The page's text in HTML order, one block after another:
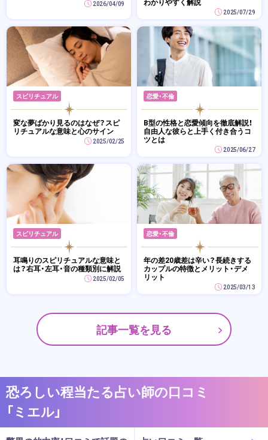
2026/04/09
2025/07/29
スピリチュアル
変な夢ばかり見るのはなぜ？スピ
リチュアルな意味と心のサイン
2025/02/25
恋愛・不倫
B型の性格と恋愛傾向を徹底解説！
自由人な彼らと上手く付き合うコ
ツとは
2025/06/27
スピリチュアル
耳鳴りのスピリチュアルな意味と
は？右耳・左耳・音の種類別に解説
2025/02/05
恋愛・不倫
年の差20歳差は辛い？長続きする
カップルの特徴とメリット・デメ
リット
2025/03/13
記事一覧を見る
恐ろしい程当たる占い師の口コミ
「ミエル」